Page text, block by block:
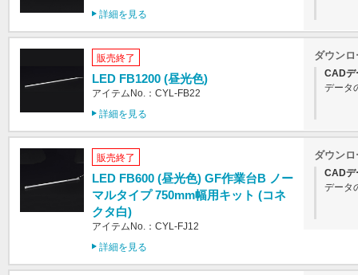
詳細を見る
販売終了
LED FB1200 (昼光色)
アイテムNo.：CYL-FB22
詳細を見る
ダウンロ
CADデ
データ
販売終了
LED FB600 (昼光色) GF作業台B ノー
マルタイプ 750mm幅用キット (コネ
クタ白)
アイテムNo.：CYL-FJ12
詳細を見る
ダウンロ
CADデ
データ